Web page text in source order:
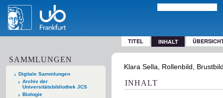
TITEL INHALT
SAMMLUNGEN
Digitale Sammlungen
Archiv der
Universitätsbibliothek JCS
Biologie
Klara Sella, Rollenbild,
INHALT